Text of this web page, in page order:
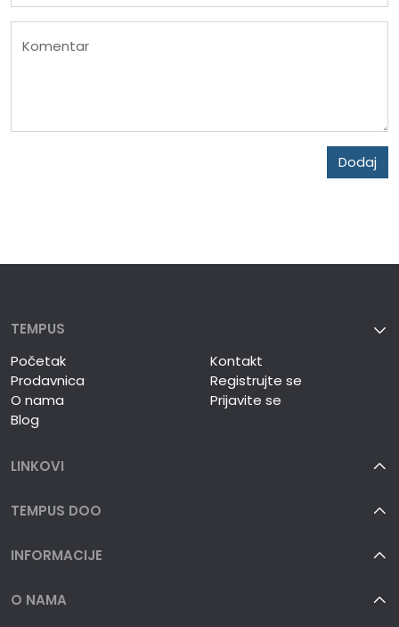
Komentar
Dodaj
TEMPUS
Početak
Prodavnica
O nama
Blog
Kontakt
Registrujte se
Prijavite se
LINKOVI
TEMPUS DOO
INFORMACIJE
O NAMA